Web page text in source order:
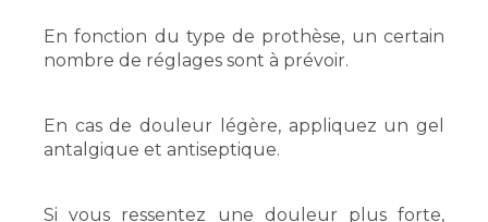
En fonction du type de prothèse, un certain
nombre de réglages sont à prévoir.
En cas de douleur légère, appliquez un gel
antalgique et antiseptique.
Si vous ressentez une douleur plus forte,